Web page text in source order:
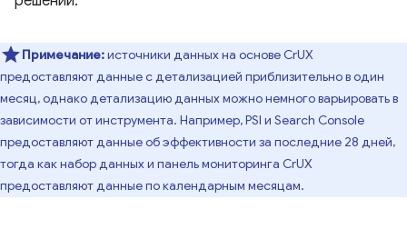
Примечание:источники данных на основе CrUX
предоставляют данные с детализацией приблизительно в один
месяц, однако детализацию данных можно немного варьировать в
зависимости от инструмента. Например, PSI и Search Console
предоставляют данные об эффективности за последние 28 дней,
тогда как набор данных и панель мониторинга CrUX
предоставляют данные по календарным месяцам.